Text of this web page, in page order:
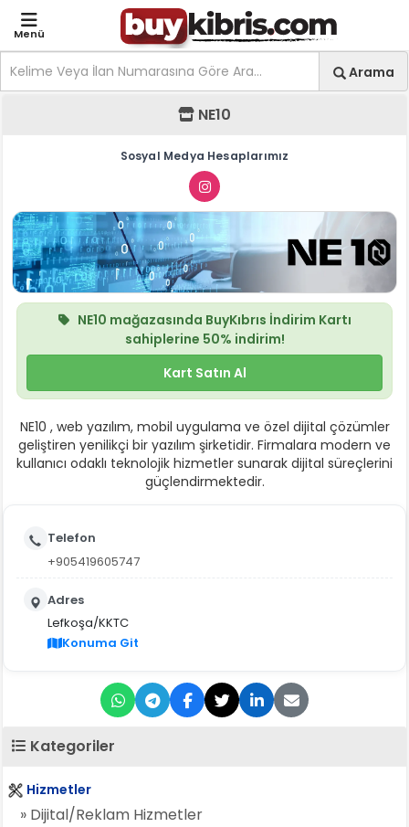
Menü
Ara
Arama
NE10 - Mağaza Anasayfa
NE10
Sosyal Medya Hesaplarımız
NE10 mağazasında BuyKıbrıs İndirim Kartı
sahiplerine 50% indirim!
Kart Satın Al
NE10 , web yazılım, mobil uygulama ve özel dijital çözümler
geliştiren yenilikçi bir yazılım şirketidir. Firmalara modern ve
kullanıcı odaklı teknolojik hizmetler sunarak dijital süreçlerini
güçlendirmektedir.
Telefon
+905419605747
Adres
Lefkoşa/KKTC
Konuma Git
Kategoriler
Hizmetler
» Dijital/Reklam Hizmetler